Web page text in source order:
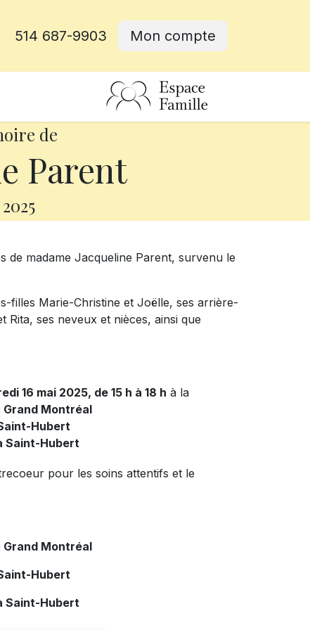
514 687-9903 Mon compte
de
Parent
2025
de madame Jacqueline Parent, survenu le
filles Marie-Christine et Joëlle, ses arrière-
Rita, ses neveux et nièces, ainsi que
16 mai 2025, de 15 h à 18 h à la
Grand Montréal
Hubert
Saint-Hubert
pour les soins attentifs et le
Grand Montréal
Hubert
Saint-Hubert